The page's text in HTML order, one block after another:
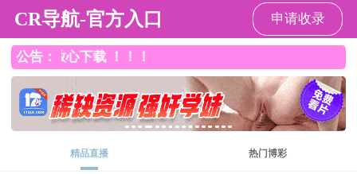
成人直播 成人直播概括 人才培养